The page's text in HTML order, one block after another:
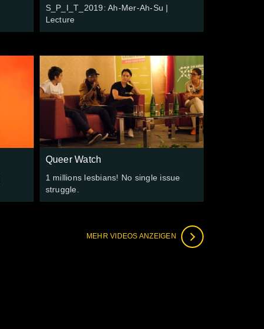
S_P_I_T_2019: Ah-Mer-Ah-Su |
Lecture
Queer Watch
1 millions lesbians! No single issue
struggle.
MEHR VIDEOS ANZEIGEN